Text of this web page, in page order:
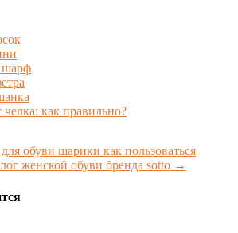
как правильно?
обуви шарики как пользоваться
женской обуви бренда sotto →